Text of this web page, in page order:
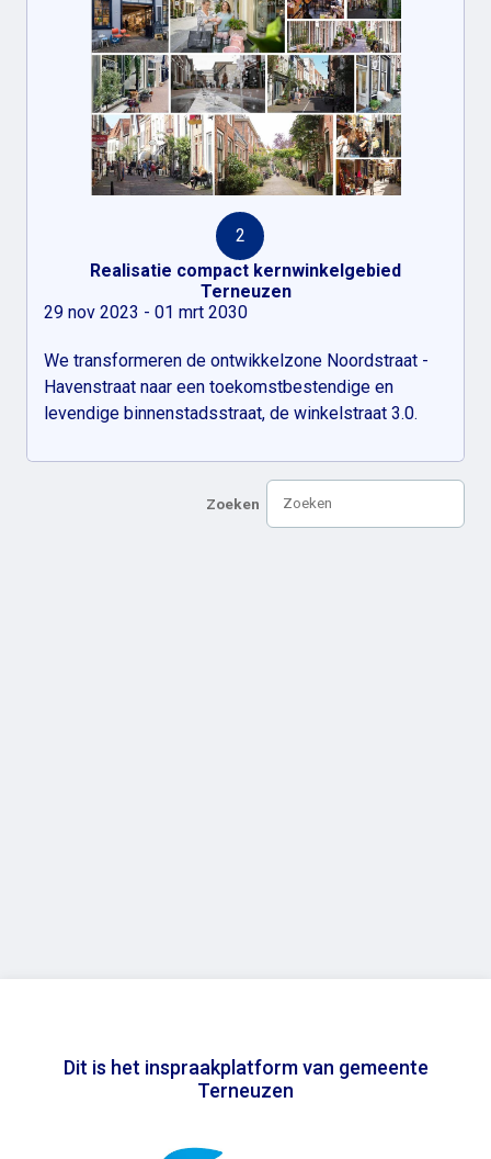
2
Realisatie compact kernwinkelgebied
Terneuzen
29 nov 2023 - 01 mrt 2030
We transformeren de ontwikkelzone Noordstraat -
Havenstraat naar een toekomstbestendige en
levendige binnenstadsstraat, de winkelstraat 3.0.
Zoeken
Dit is het inspraakplatform van gemeente
Terneuzen